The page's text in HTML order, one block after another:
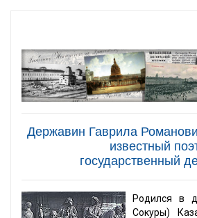
Державин Гаврила
известный
государственный
Родился в
Сокуры)